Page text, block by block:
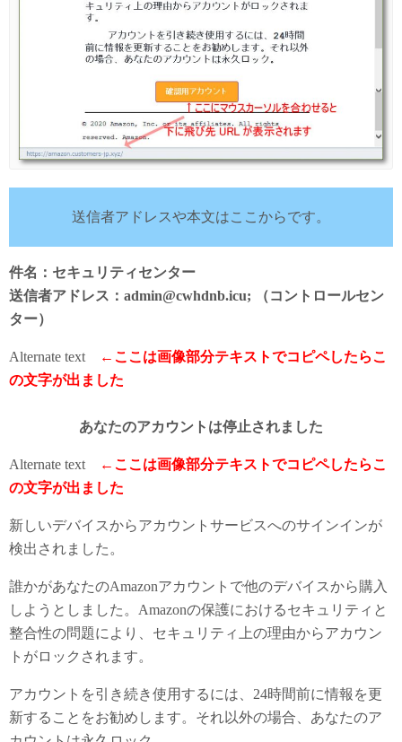
送信者アドレスや本文はここからです。
件名：セキュリティセンター
送信者アドレス：admin@cwhdnb.icu; （コントロールセン
ター）
Alternate text
←ここは画像部分テキストでコピペしたらこ
の文字が出ました
あなたのアカウントは停止されました
Alternate text
←ここは画像部分テキストでコピペしたらこ
の文字が出ました
新しいデバイスからアカウントサービスへのサインインが
検出されました。
誰かがあなたのAmazonアカウントで他のデバイスから購入
しようとしました。Amazonの保護におけるセキュリティと
整合性の問題により、セキュリティ上の理由からアカウン
トがロックされます。
アカウントを引き続き使用するには、24時間前に情報を更
新することをお勧めします。それ以外の場合、あなたのア